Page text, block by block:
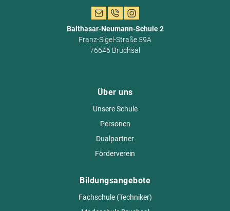
Balthasar-Neumann-Schule 2
Franz-Sigel-Straße 59A
76646 Bruchsal
Über uns
Unsere Schule
Personen
Dualpartner
Förderverein
Bildungsangebote
Fachschule (Techniker)